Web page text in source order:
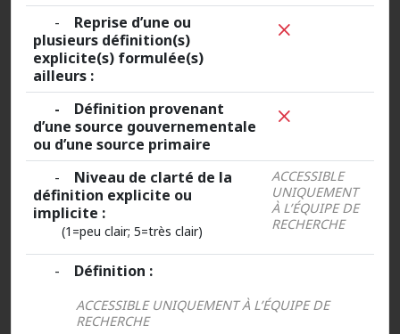
- Reprise d’une ou
plusieurs définition(s)
explicite(s) formulée(s)
ailleurs :
- Définition provenant
d’une source gouvernementale
ou d’une source primaire
- Niveau de clarté de la
définition explicite ou
implicite :
(1=peu clair; 5=très clair)
ACCESSIBLE
UNIQUEMENT
À L’ÉQUIPE DE
RECHERCHE
- Définition :
ACCESSIBLE UNIQUEMENT À L’ÉQUIPE DE
RECHERCHE